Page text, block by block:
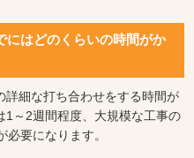
にはどのくらいの時間がか
細な打ち合わせをする時間が
1～2週間程度、大規模な工事の
要になります。